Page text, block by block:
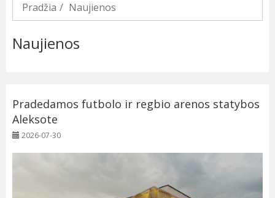
Pradžia Naujienos
Naujienos
Pradedamos futbolo ir regbio arenos statybos
Aleksote
2026-07-30